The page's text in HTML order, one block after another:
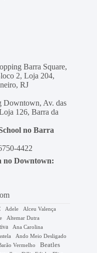
Barra Square,
2, Loja 204,
RJ
Downtown, Av. das
126, Barra da
no Barra
4422
no Downtown:
Adele
Alceu Valença
Altemar Dutra
Ana Carolina
Ando Meio Desligado
Vermelho Beatles